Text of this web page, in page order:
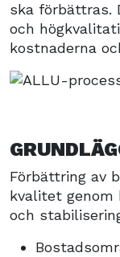
ska förbättras.
och
kostnaderna
Förbättring av
kvalitet genom
och